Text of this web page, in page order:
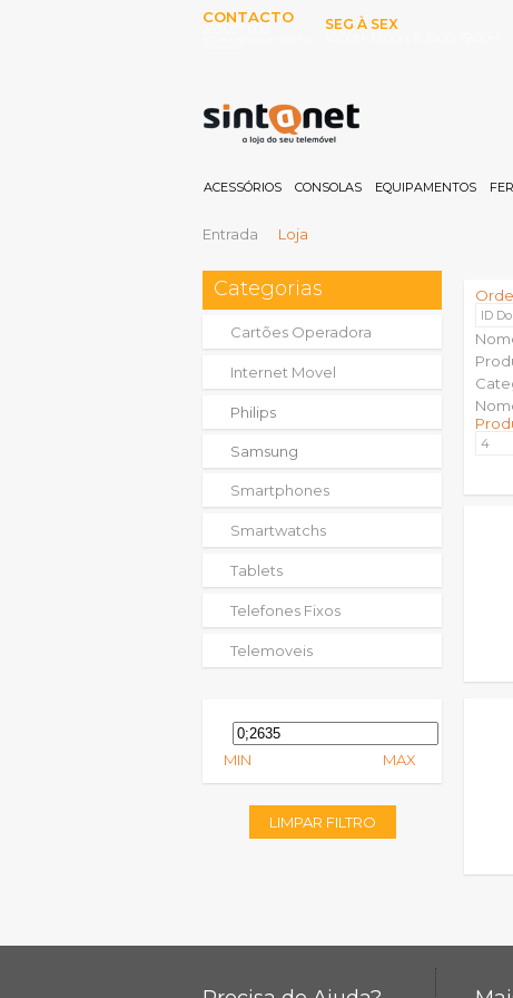
CONTACTO
SEG À SEX
ACESSÓRIOS CONSOLAS EQUIPAMENTOS
Entrada Loja
Categorias
Cartões Operadora
Internet Movel
Philips
Samsung
Smartphones
Smartwatchs
Tablets
Telefones Fixos
Telemoveis
MIN MAX
LIMPAR FILTRO
ID